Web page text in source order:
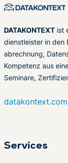
DATAKONTEXT ist
dienstleister in den
abrechnung,
Kompetenz aus
Seminare,
datakontext.com
Services